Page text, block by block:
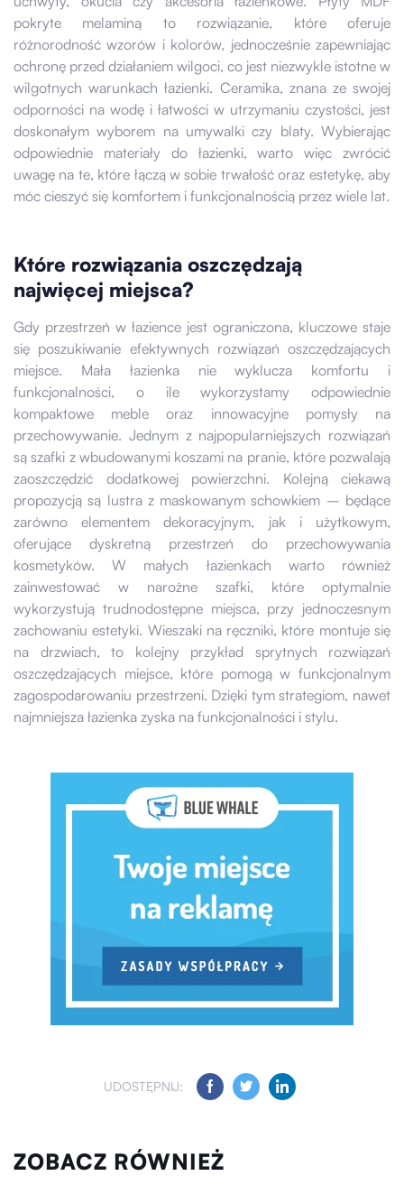
pokryte melaminą to rozwiązanie, które oferuje
różnorodność wzorów i kolorów, jednocześnie zapewniając
ochronę przed działaniem wilgoci, co jest niezwykle istotne w
wilgotnych warunkach łazienki. Ceramika, znana ze swojej
odporności na wodę i łatwości w utrzymaniu czystości, jest
doskonałym wyborem na umywalki czy blaty. Wybierając
odpowiednie materiały do łazienki, warto więc zwrócić
uwagę na te, które łączą w sobie trwałość oraz estetykę, aby
móc cieszyć się komfortem i funkcjonalnością przez wiele lat.
Które rozwiązania oszczędzają
najwięcej miejsca?
Gdy przestrzeń w łazience jest ograniczona, kluczowe staje
się poszukiwanie efektywnych rozwiązań oszczędzających
miejsce. Mała łazienka nie wyklucza komfortu i
funkcjonalności, o ile wykorzystamy odpowiednie
kompaktowe meble oraz innowacyjne pomysły na
przechowywanie. Jednym z najpopularniejszych rozwiązań
są szafki z wbudowanymi koszami na pranie, które pozwalają
zaoszczędzić dodatkowej powierzchni. Kolejną ciekawą
propozycją są lustra z maskowanym schowkiem – będące
zarówno elementem dekoracyjnym, jak i użytkowym,
oferujące dyskretną przestrzeń do przechowywania
kosmetyków. W małych łazienkach warto również
zainwestować w narożne szafki, które optymalnie
wykorzystują trudnodostępne miejsca, przy jednoczesnym
zachowaniu estetyki. Wieszaki na ręczniki, które montuje się
na drzwiach, to kolejny przykład sprytnych rozwiązań
oszczędzających miejsce, które pomogą w funkcjonalnym
zagospodarowaniu przestrzeni. Dzięki tym strategiom, nawet
najmniejsza łazienka zyska na funkcjonalności i stylu.
UDOSTĘPNIJ:
ZOBACZ RÓWNIEŻ